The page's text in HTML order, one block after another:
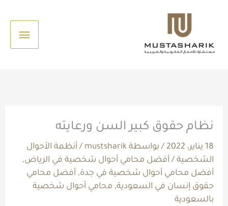
نظام حقوق كبير السن ورعايته
18 يناير، 2022 / بواسطة mustsharik
/ أنظمة الأحوال
الشخصية/ أفضل محامي أحوال شخصية في الرياض,
أفضل محامي أحوال شخصية في جدة, أفضل محامي
حقوق إنسان في السعودية, محامي أحوال شخصية
بالسعودية